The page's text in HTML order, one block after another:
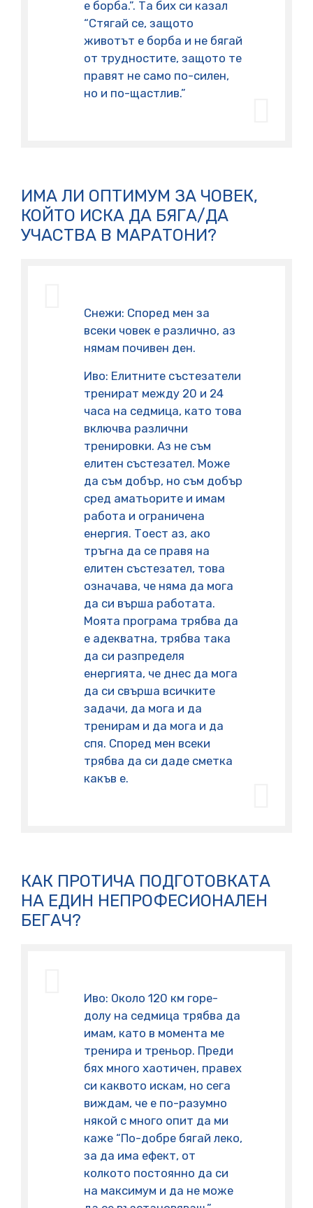
е борба.”. Та бих си казал
“Стягай се, защото
животът е борба и не бягай
от трудностите, защото те
правят не само по-силен,
но и по-щастлив.”
ИМА ЛИ ОПТИМУМ ЗА ЧОВЕК,
КОЙТО ИСКА ДА БЯГА/ДА
УЧАСТВА В МАРАТОНИ?
Снежи: Според мен за
всеки човек е различно, аз
нямам почивен ден.
Иво: Елитните състезатели
тренират между 20 и 24
часа на седмица, като това
включва различни
тренировки. Аз не съм
елитен състезател. Може
да съм добър, но съм добър
сред аматьорите и имам
работа и ограничена
енергия. Тоест аз, ако
тръгна да се правя на
елитен състезател, това
означава, че няма да мога
да си върша работата.
Моята програма трябва да
е адекватна, трябва така
да си разпределя
енергията, че днес да мога
да си свърша всичките
задачи, да мога и да
тренирам и да мога и да
спя. Според мен всеки
трябва да си даде сметка
какъв е.
КАК ПРОТИЧА ПОДГОТОВКАТА
НА ЕДИН НЕПРОФЕСИОНАЛЕН
БЕГАЧ?
Иво: Около 120 км горе-
долу на седмица трябва да
имам, като в момента ме
тренира и треньор. Преди
бях много хаотичен, правех
си каквото искам, но сега
виждам, че е по-разумно
някой с много опит да ми
каже “По-добре бягай леко,
за да има ефект, от
колкото постоянно да си
на максимум и да не може